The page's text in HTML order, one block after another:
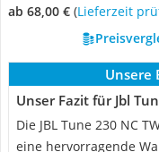
ab 68,00 € (Lieferzeit
Unsere
Unser Fazit für Jbl
Die JBL Tune 230 NC
eine hervorragende